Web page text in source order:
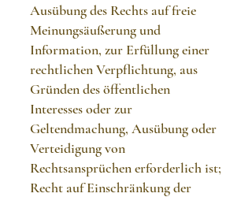
Ausübung des Rechts auf freie
Meinungsäußerung und
Information, zur Erfüllung einer
rechtlichen Verpflichtung, aus
Gründen des öffentlichen
Interesses oder zur
Geltendmachung, Ausübung oder
Verteidigung von
Rechtsansprüchen erforderlich ist;
Recht auf Einschränkung der